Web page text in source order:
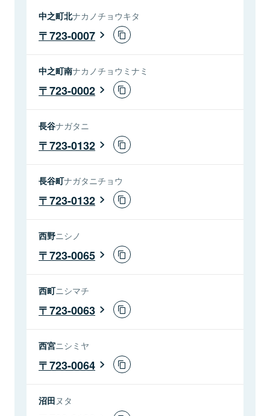
中之町北ナカノチョウキタ
723-0007
中之町南ナカノチョウミナミ
723-0002
長谷ナガタニ
723-0132
長谷町ナガタニチョウ
723-0132
西野ニシノ
723-0065
西町ニシマチ
723-0063
西宮ニシミヤ
723-0064
沼田 ヌタ